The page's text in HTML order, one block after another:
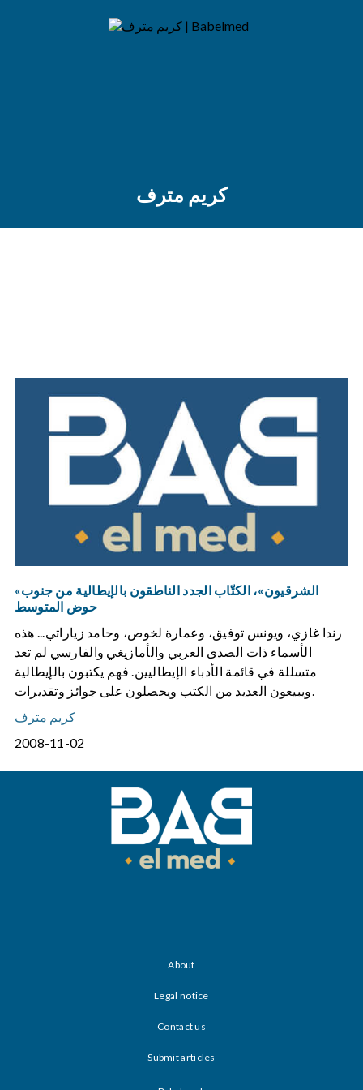
كريم مترف
«الشرقيون»، الكتّاب الجدد الناطقون بالإيطالية من جنوب
حوض المتوسط
رندا غازي، ويونس توفيق، وعمارة لخوص، وحامد زياراتي... هذه
الأسماء ذات الصدى العربي والأمازيغي والفارسي لم تعد
متسللة في قائمة الأدباء الإيطاليين. فهم يكتبون بالإيطالية
ويبيعون العديد من الكتب ويحصلون على جوائز وتقديرات.
كريم مترف
2008-11-02
About
Legal notice
Contact us
Submit articles